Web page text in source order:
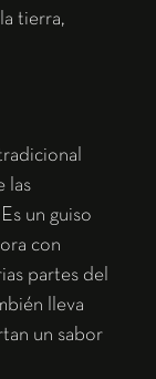
tierra,
las
un guiso
con
partes del
lleva
un sabor